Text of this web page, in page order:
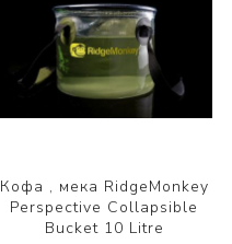
Кофа , мека RidgeMonkey
Perspective Collapsible
Bucket 10 Litre